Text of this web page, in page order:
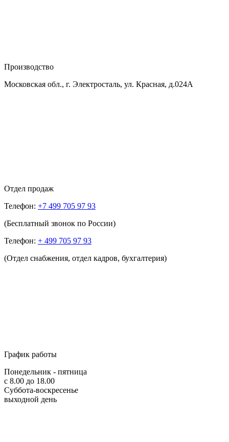
Производство
Московская обл., г. Электросталь, ул. Красная, д.024А
Отдел продаж
Телефон: +7 499 705 97 93
(Бесплатный звонок по России)
Телефон: + 499 705 97 93
(Отдел снабжения, отдел кадров, бухгалтерия)
График работы
Понедельник - пятница
с 8.00 до 18.00
Суббота-воскресенье
выходной день